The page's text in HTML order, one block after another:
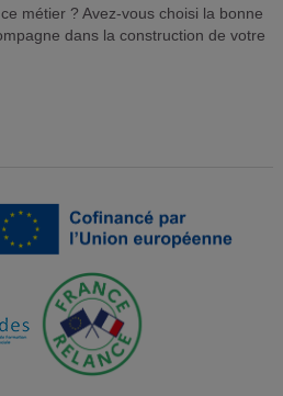
métier ? Avez-vous choisi la bonne
dans la construction de votre